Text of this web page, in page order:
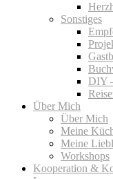
Sonstiges
DIY
Über Mich
Über Mich
Meine
Meine
Workshops
Kooperation &